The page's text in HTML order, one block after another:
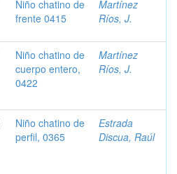
Niño chatino de
frente 0415
Martínez
Ríos, J.
Niño chatino de
cuerpo entero,
0422
Martínez
Ríos, J.
Niño chatino de
perfil, 0365
Estrada
Discua, Raúl